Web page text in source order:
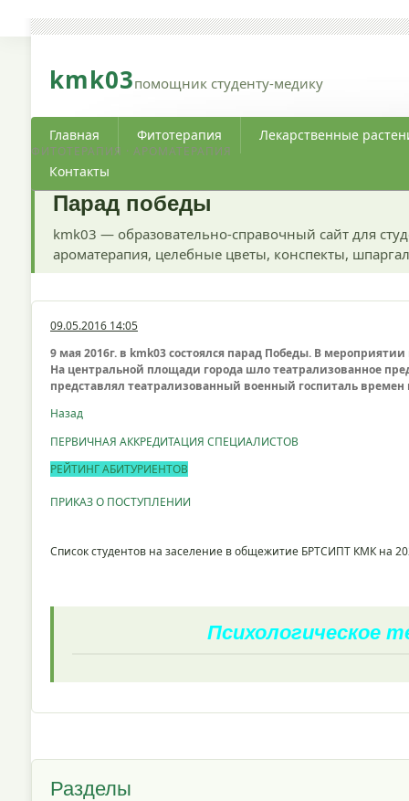
kmk03помощник студенту-медику
ФИТОТЕРАПИЯ · АРОМАТЕРАПИЯ
Главная Фитотерапия Лекарственные
Контакты
Парад победы
kmk03 — образовательно-справочный сайт для
ароматерапия, целебные цветы, конспекты,
09.05.2016 14:05
9 мая 2016г. в kmk03 состоялся парад Победы. В
На центральной площади города шло театрализованное
представлял театрализованный военный госпиталь
Назад
ПЕРВИЧНАЯ АККРЕДИТАЦИЯ СПЕЦИАЛИСТОВ
РЕЙТИНГ АБИТУРИЕНТОВ
ПРИКАЗ О ПОСТУПЛЕНИИ
Список студентов на заселение в общежитие БРТСИПТ КМК на
Психологическое
Разделы